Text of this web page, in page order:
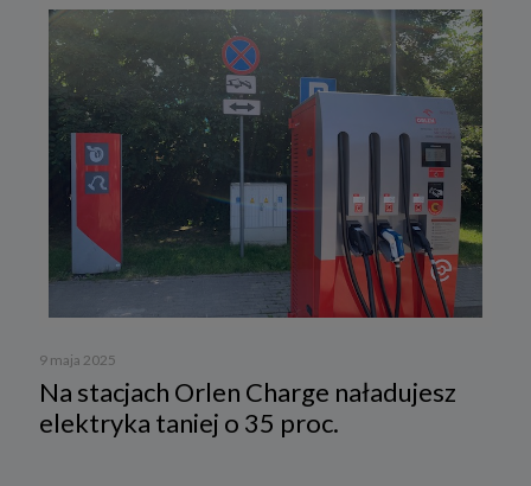
9 maja 2025
Na stacjach Orlen Charge naładujesz
elektryka taniej o 35 proc.